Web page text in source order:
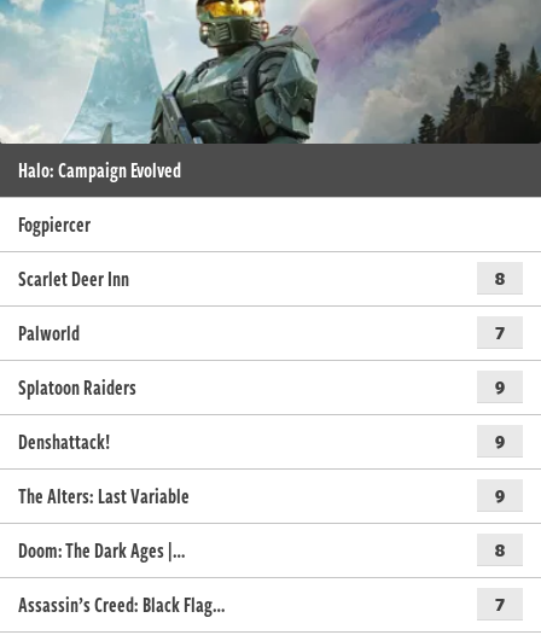
Halo: Campaign Evolved
Fogpiercer
Scarlet Deer Inn
8
Palworld 7
Splatoon Raiders 9
Denshattack! 9
The Alters: Last Variable 9
Doom: The Dark Ages |… 8
Assassin’s Creed: Black Flag… 7